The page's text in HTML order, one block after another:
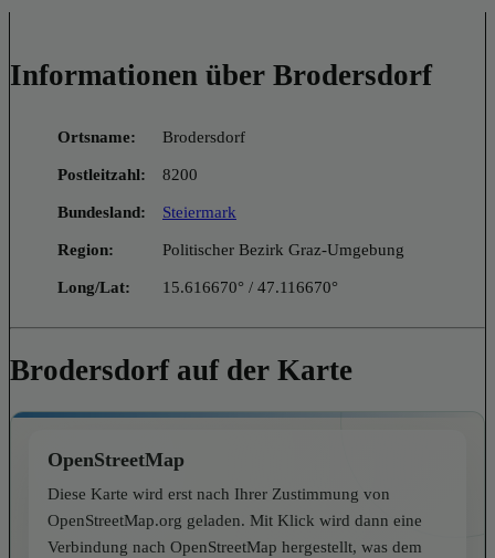
Informationen über Brodersdorf
Ortsname: Brodersdorf
Postleitzahl: 8200
Bundesland: Steiermark
Region: Politischer Bezirk Graz-Umgebung
Long/Lat: 15.616670° / 47.116670°
Brodersdorf auf der Karte
OpenStreetMap
Diese Karte wird erst nach Ihrer Zustimmung von
OpenStreetMap.org geladen. Mit Klick wird dann eine
Verbindung nach OpenStreetMap hergestellt, was dem